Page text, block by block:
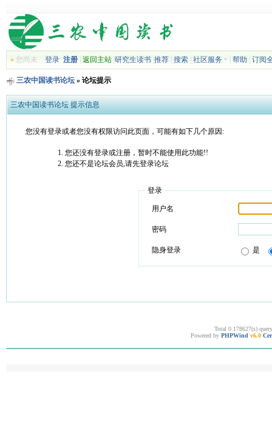
»您尚未 登录 注册| 返回主站| 研究生读书| 推荐| 搜索| 社区服务 帮助 订阅
三农中国读书论坛» 论坛提示
三农中国读书论坛 提示信息
您没有登录或者您没有权限访问此页面，可能有如下几个原因:
您还没有登录或注册，暂时不能使用此功能!!
您还不是论坛会员,请先登录论坛
登录
用户名
密码
隐身登录 是
Total 0.178627(s)
Powered by PHPWind v6.0